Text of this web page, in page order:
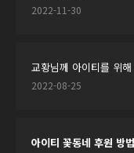
2022-11-30
교황님께 아이티를 위
2022-08-25
아이티 꽃동네 후원 방법